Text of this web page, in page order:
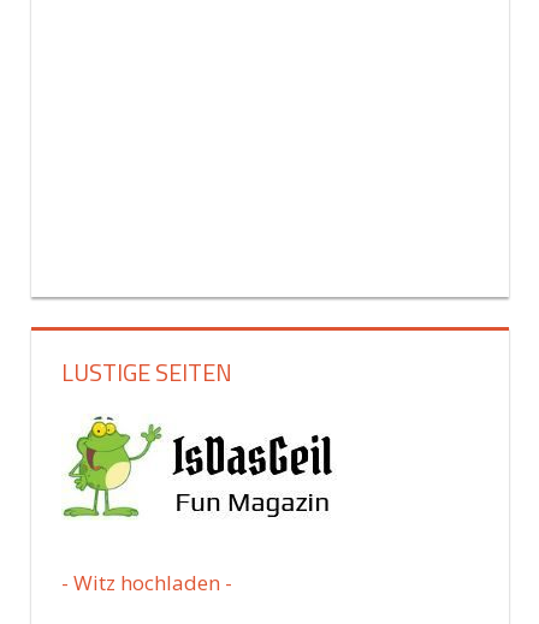
LUSTIGE SEITEN
- Witz hochladen -